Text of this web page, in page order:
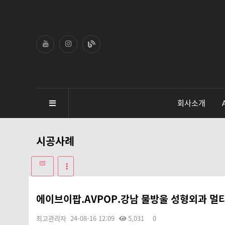
회사소개
시공사례
에이브이팝.AVPOP.강남 물방울 성형외과 멀
최고관리자 24-08-16 12:09 5,031 0